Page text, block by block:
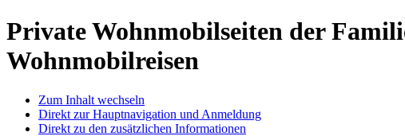
Private Wohnmobilseiten der
Wohnmobilreisen
Zum Inhalt wechseln
Direkt zur Hauptnavigation und Anmeldung
Direkt zu den zusätzlichen Informationen